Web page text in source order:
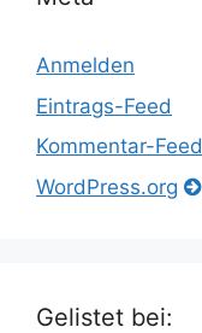
Anmelden
Eintrags-Feed
Kommentar-Feed
WordPress.org
Gelistet bei: